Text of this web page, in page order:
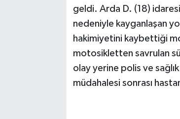
geldi. Arda D. (18)
nedeniyle kayganlaşan
hakimiyetini kaybettiği
motosikletten savrulan
olay yerine polis ve
müdahalesi sonrası
Sokak Hayvanlarını Sahiplendirme
Sonsöz Özel